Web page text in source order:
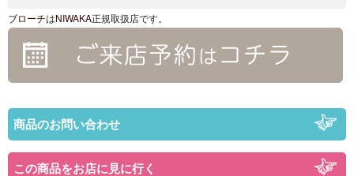
ブローチはNIWAKA正規取扱店です。
商品のお問い合わせ
この商品をお店に見に行く